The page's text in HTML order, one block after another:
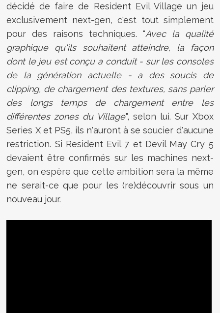
décidé de faire de Resident Evil Village un jeu
exclusivement next-gen, c'est tout simplement
pour des raisons techniques. "Avec la qualité
graphique qu'ils souhaitent atteindre, la façon
dont le jeu est conçu a conduit - sur les consoles
de la génération actuelle - a des soucis de
clipping, de chargement des textures, sans parler
des longs temps de chargement entre les
différentes zones du Village", selon lui. Sur Xbox
Series X et PS5, ils n'auront à se soucier d'aucune
restriction. Si Resident Evil 7 et Devil May Cry 5
devaient être confirmés sur les machines next-
gen, on espère que cette ambition sera la même
ne serait-ce que pour les (re)découvrir sous un
nouveau jour.